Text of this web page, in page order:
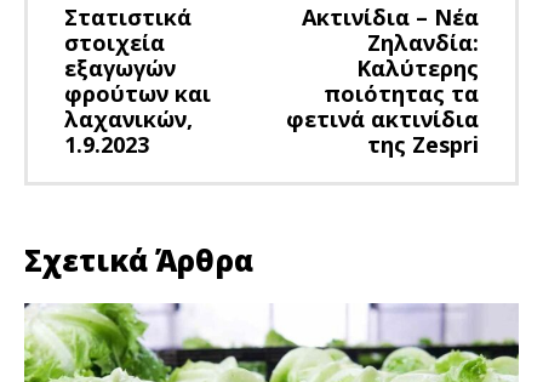
Στατιστικά
στοιχεία
εξαγωγών
φρούτων και
λαχανικών,
1.9.2023
Ακτινίδια – Νέα
Ζηλανδία:
Καλύτερης
ποιότητας τα
φετινά ακτινίδια
της Zespri
Σχετικά Άρθρα